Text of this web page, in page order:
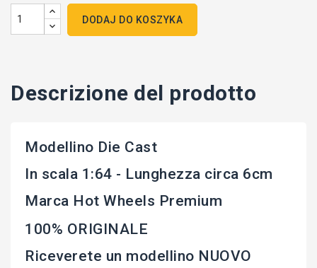
DODAJ DO KOSZYKA
Descrizione del prodotto
Modellino Die Cast
In scala 1:64 - Lunghezza circa 6cm
Marca Hot Wheels Premium
100% ORIGINALE
Riceverete un modellino NUOVO